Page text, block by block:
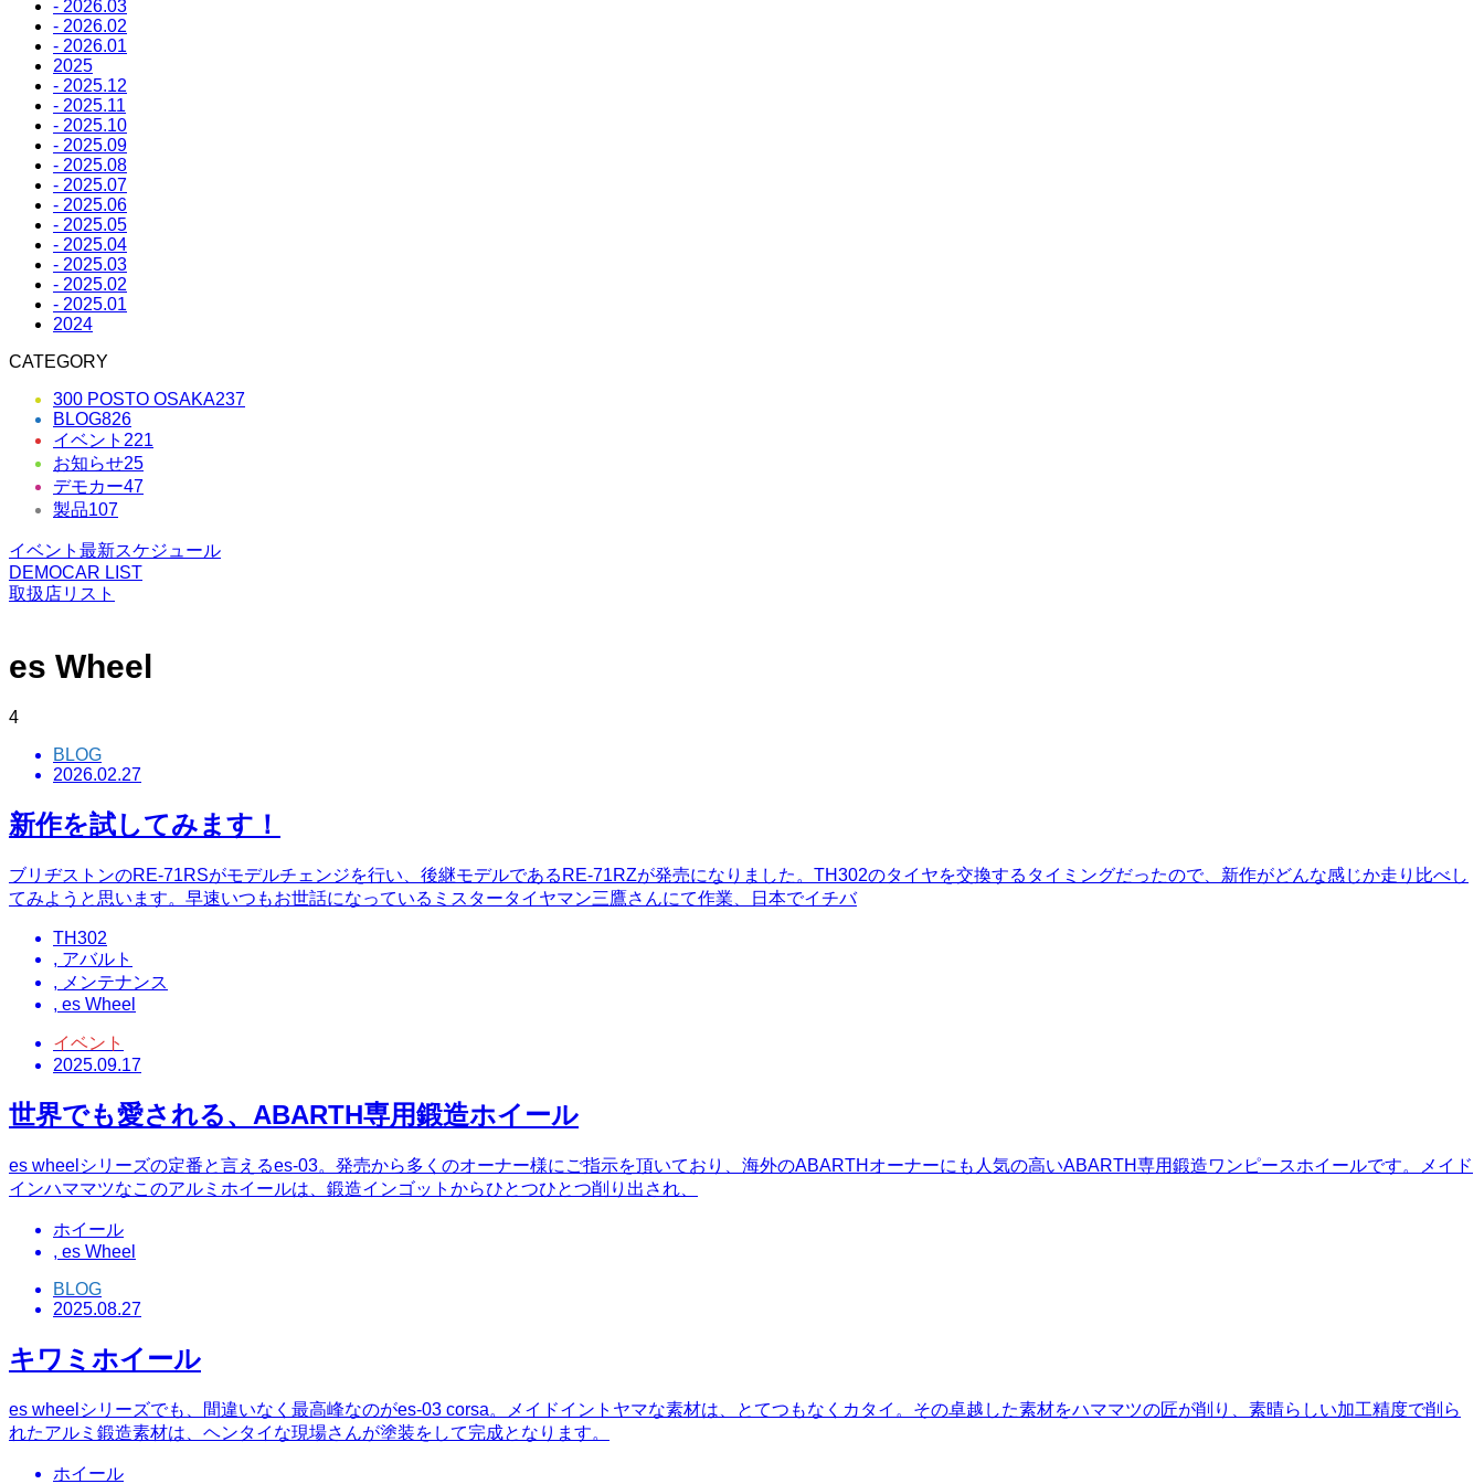
- 2026.03
- 2026.02
- 2026.01
2025
- 2025.12
- 2025.11
- 2025.10
- 2025.09
- 2025.08
- 2025.07
- 2025.06
- 2025.05
- 2025.04
- 2025.03
- 2025.02
- 2025.01
2024
CATEGORY
300 POSTO OSAKA237
BLOG826
イベント 221
お知らせ25
デモカー47
製品107
イベント最新スケジュール
DEMOCAR LIST
取扱店リスト
es Wheel
4
BLOG
2026.02.27
新作を試してみます！
ブリヂストンのRE-71RSがモデルチェンジを行い、後継モデルであるRE-71RZが発売になりました。TH302のタイヤを交換するタイミングだったので、新作がどんな感じか走り比べし
てみようと思います。早速いつもお世話になっているミスタータイヤマン三鷹さんにて作業、日本でイチバ
TH302
, アバルト
, メンテナンス
, es Wheel
イベント
2025.09.17
世界でも愛される、ABARTH専用鍛造ホイール
es wheelシリーズの定番と言えるes-03。発売から多くのオーナー様にご指示を頂いており、海外のABARTHオーナーにも人気の高いABARTH専用鍛造ワンピースホイールです。メイド
インハママツなこのアルミホイールは、鍛造インゴットからひとつひとつ削り出され、
ホイール
, es Wheel
BLOG
2025.08.27
キワミホイール
es wheelシリーズでも、間違いなく最高峰なのがes-03 corsa。メイドイントヤマな素材は、とてつもなくカタイ。その卓越した素材をハママツの匠が削り、素晴らしい加工精度で削ら
れたアルミ鍛造素材は、ヘンタイな現場さんが塗装をして完成となります。
ホイール